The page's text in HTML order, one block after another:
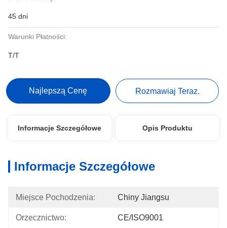
45 dni
Warunki Płatności:
T/T
Najlepszą Cenę Rozmawiaj Teraz.
Informacje Szczegółowe Opis Produktu
Informacje Szczegółowe
Miejsce Pochodzenia: Chiny Jiangsu
Orzecznictwo: CE/ISO9001